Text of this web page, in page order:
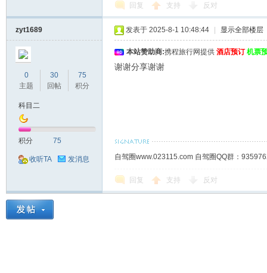
回复 支持 反对
zyt1689
0
主题
30
回帖
75
积分
科目二
积分 75
收听TA 发消息
发表于 2025-8-1 10:48:44 显示全部楼层
本站赞助商:携程旅行网提供 酒店预订 机票
谢谢分享谢谢
自驾圈www.023115.com 自驾圈QQ群：
回复 支持 反对